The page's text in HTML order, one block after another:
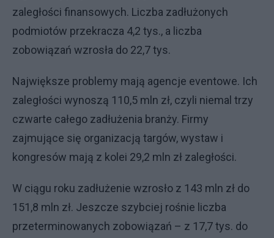
zaległości finansowych. Liczba zadłużonych
podmiotów przekracza 4,2 tys., a liczba
zobowiązań wzrosła do 22,7 tys.
Największe problemy mają agencje eventowe. Ich
zaległości wynoszą 110,5 mln zł, czyli niemal trzy
czwarte całego zadłużenia branży. Firmy
zajmujące się organizacją targów, wystaw i
kongresów mają z kolei 29,2 mln zł zaległości.
W ciągu roku zadłużenie wzrosło z 143 mln zł do
151,8 mln zł. Jeszcze szybciej rośnie liczba
przeterminowanych zobowiązań – z 17,7 tys. do